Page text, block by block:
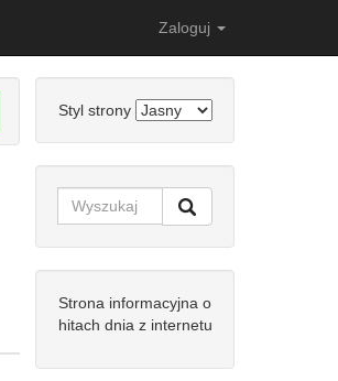
Zaloguj
Styl strony
Strona informacyjna o
hitach dnia z internetu